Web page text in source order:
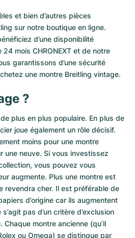
et bien d’autres pièces
sur notre boutique en ligne.
d’une disponibilité
mois CHRONEXT et de notre
garantissons d’une sécurité
une montre Breitling vintage.
?
plus en plus populaire. En plus de
joue également un rôle décisif.
moins pour une montre
une neuve. Si vous investissez
vous pouvez vous
augmente. Plus une montre est
revendra cher. Il est préférable de
d’origine car ils augmentent
pas d’un critère d’exclusion
montre ancienne (qu’il
ou Omega) se distingue par